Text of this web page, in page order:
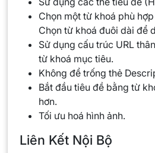
Chọn một từ khoá phù
Chọn từ khoá đuôi dài để
Sử dụng cấu trúc URL
từ khoá mục tiêu.
Không để trống thẻ
Bắt đầu tiêu đề bằng từ
hơn.
Tối ưu hoá hình ảnh.
Liên Kết Nội Bộ